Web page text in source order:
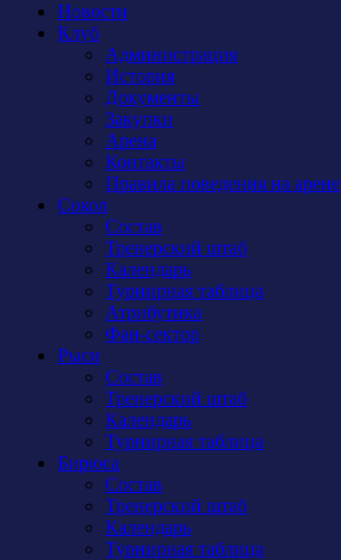
Новости
Клуб
Администрация
История
Документы
Закупки
Арена
Контакты
Правила поведения на арене
Сокол
Состав
Тренерский штаб
Календарь
Турнирная таблица
Атрибутика
Фан-сектор
Рыси
Состав
Тренерский штаб
Календарь
Турнирная таблица
Бирюса
Состав
Тренерский штаб
Календарь
Турнирная таблица